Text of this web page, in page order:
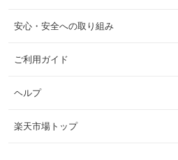
安心・安全への取り組み
ご利用ガイド
ヘルプ
楽天市場トップ